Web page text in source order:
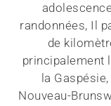
randonnées, Il
de
principalement
la
Nouveau-